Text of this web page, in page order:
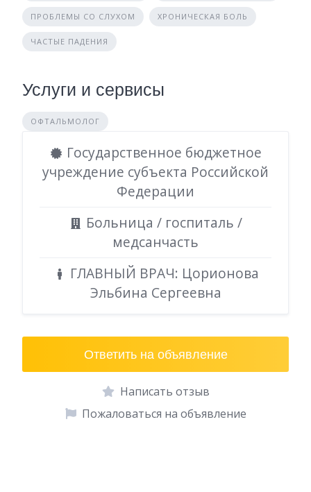
ПРОБЛЕМЫ СО СЛУХОМ ХРОНИЧЕСКАЯ БОЛЬ
ЧАСТЫЕ ПАДЕНИЯ
Услуги и сервисы
ОФТАЛЬМОЛОГ
Государственное бюджетное
учреждение субъекта Российской
Федерации
Больница / госпиталь /
медсанчасть
ГЛАВНЫЙ ВРАЧ: Цорионова
Эльбина Сергеевна
Ответить на объявление
Написать отзыв
Пожаловаться на объявление